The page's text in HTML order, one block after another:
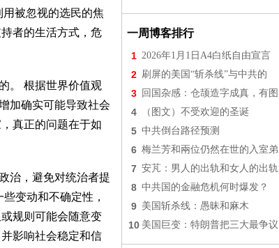
被忽视的选民的焦
者的生活方式，危
。 根据世界价值观
加确实可能导致社会
真正的问题在于如
治，避免对统治者提
变动和不确定性，
规则可能会随意变
影响社会稳定和信
一周博客排行
1 2026年1月1日A4白纸自由宣言
2 刷屏的美国“斩杀线”与中共的
3 回国杂感：仓颉造字成真，有图
4 （图文）不受欢迎的圣诞
5 中共倒台路径预测
6 梅兰芳和兩位仍然在世的入室弟
7 安芃：男人的出轨和女人的出轨
8 中共国的金融危机何时爆发？
9 美国斩杀线：愚昧和麻木
10 美国巨变：特朗普把三大最争议